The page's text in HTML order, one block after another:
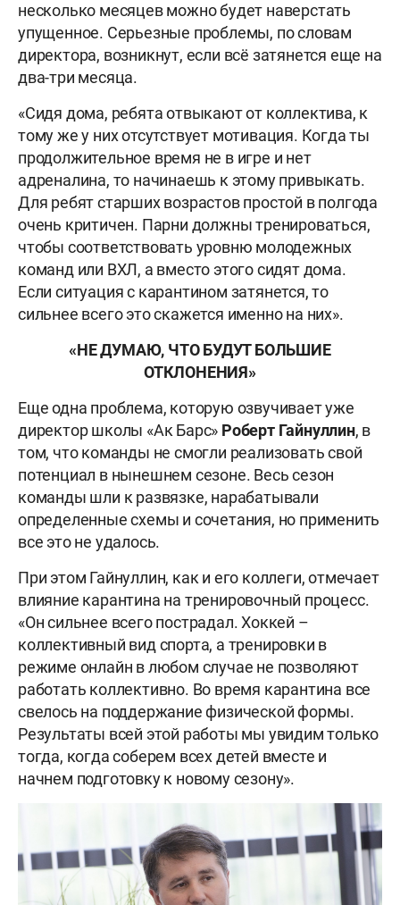
несколько месяцев можно будет наверстать
упущенное. Серьезные проблемы, по словам
директора, возникнут, если всё затянется еще на
два-три месяца.
«Сидя дома, ребята отвыкают от коллектива, к
тому же у них отсутствует мотивация. Когда ты
продолжительное время не в игре и нет
адреналина, то начинаешь к этому привыкать.
Для ребят старших возрастов простой в полгода
очень критичен. Парни должны тренироваться,
чтобы соответствовать уровню молодежных
команд или ВХЛ, а вместо этого сидят дома.
Если ситуация с карантином затянется, то
сильнее всего это скажется именно на них».
«НЕ ДУМАЮ, ЧТО БУДУТ БОЛЬШИЕ
ОТКЛОНЕНИЯ»
Еще одна проблема, которую озвучивает уже
директор школы «Ак Барс» Роберт Гайнуллин, в
том, что команды не смогли реализовать свой
потенциал в нынешнем сезоне. Весь сезон
команды шли к развязке, нарабатывали
определенные схемы и сочетания, но применить
все это не удалось.
При этом Гайнуллин, как и его коллеги, отмечает
влияние карантина на тренировочный процесс.
«Он сильнее всего пострадал. Хоккей –
коллективный вид спорта, а тренировки в
режиме онлайн в любом случае не позволяют
работать коллективно. Во время карантина все
свелось на поддержание физической формы.
Результаты всей этой работы мы увидим только
тогда, когда соберем всех детей вместе и
начнем подготовку к новому сезону».